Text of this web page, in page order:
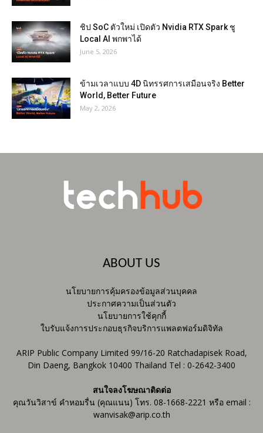
ชิป SoC ตัวใหม่ เปิดตัว Nvidia RTX Spark ชู
Local AI พกพาได้
June 5, 2026
ข้ามเวลาแบบ 4D นิทรรศการเสมือนจริง Better
World, Better Future
May 2, 2026
ABOUT US
นโยบายการคุ้มครองข้อมูลส่วนบุคคล
ประกาศความเป็นส่วนตัว
นโยบายการใช้คุกกี้
ใบรับแจ้งการประกอบธุรกิจบริการแพลตฟอร์มดิจิทัล
ARIP Public Company Limited 99/16-20 Ratchadapisek Road,
Din Daeng, Bangkok 10400 Thailand Tel : 0-2642-3400
สนใจลงโฆษณาติดต่อ
คุณวันวิสาข์ คำหอมรื่น (คุณแนน) โทร. 08-1668-2221 หรือ email :
wanvisak@arip.co.th